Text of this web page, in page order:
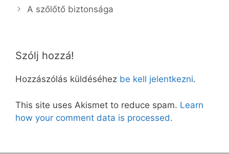
A szőlőtő biztonsága
Szólj hozzá!
Hozzászólás küldéséhez be kell jelentkezni.
This site uses Akismet to reduce spam. Learn
how your comment data is processed.